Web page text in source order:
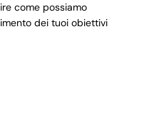
come possiamo
dei tuoi obiettivi